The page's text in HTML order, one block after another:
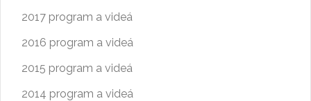
2017 program a videá
2016 program a videá
2015 program a videá
2014 program a videá